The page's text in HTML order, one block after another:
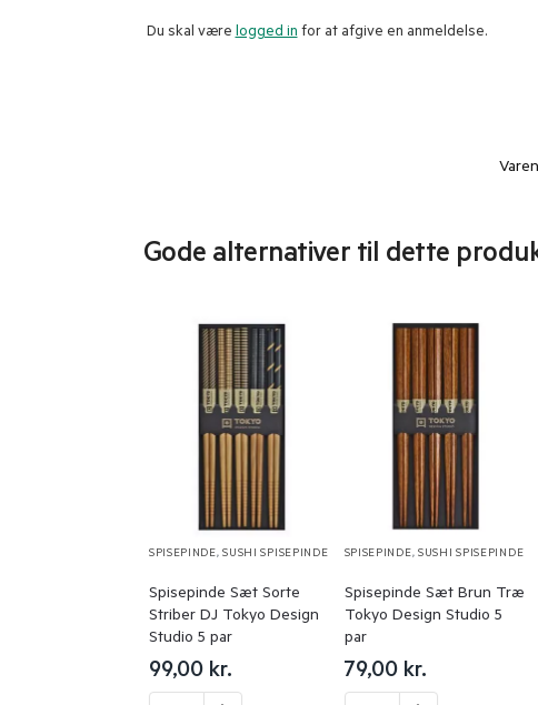
Du skal værelogged infor at afgive en anmeldelse.
Gode alternativer til dette
SPISEPINDE,SUSHI SPISEPINDE
Spisepinde Sæt Sorte
Striber DJ Tokyo Design
Studio 5 par
99,00 kr.
SPISEPINDE, SUSHI SPISEPINDE
Spisepinde Sæt Brun Træ
Tokyo Design Studio 5
par
79,00 kr.